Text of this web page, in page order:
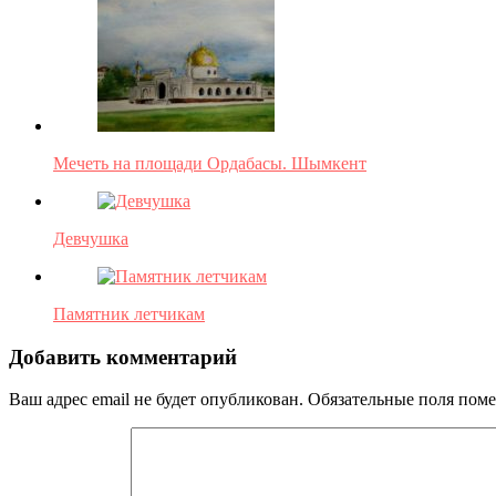
Мечеть на площади Ордабасы. Шымкент
Девчушка
Памятник летчикам
Добавить комментарий
Ваш адрес email не будет опубликован. Обязательные поля